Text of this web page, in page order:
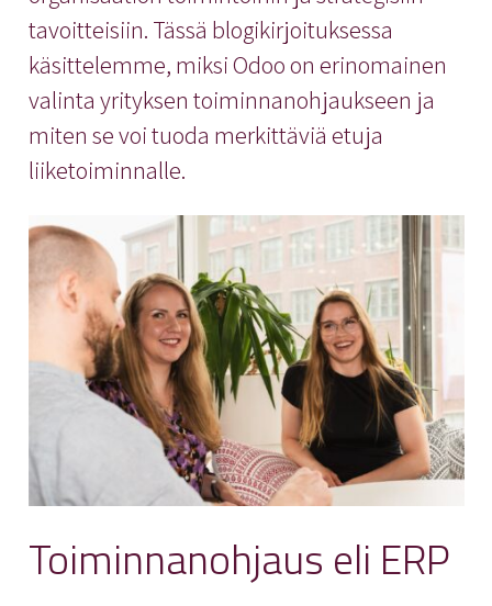
tavoitteisiin. Tässä blogikirjoituksessa
käsittelemme, miksi Odoo on erinomainen
valinta yrityksen toiminnanohjaukseen ja
miten se voi tuoda merkittäviä etuja
liiketoiminnalle.
Toiminnanohjaus eli ERP